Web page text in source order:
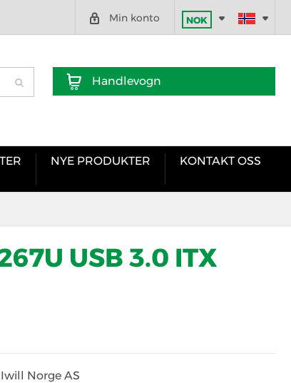
NOK
Min konto
Handlevogn
NYE PRODUKTER KONTAKT OSS
USB 3.0 ITX
Iwill Norge AS